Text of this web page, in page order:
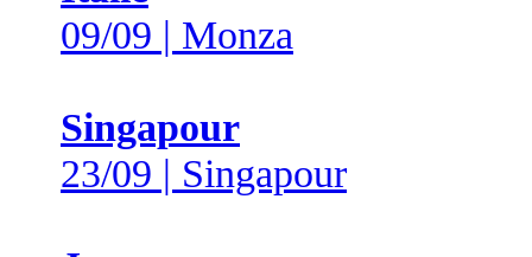
09/09 | Monza
Singapour
23/09 | Singapour